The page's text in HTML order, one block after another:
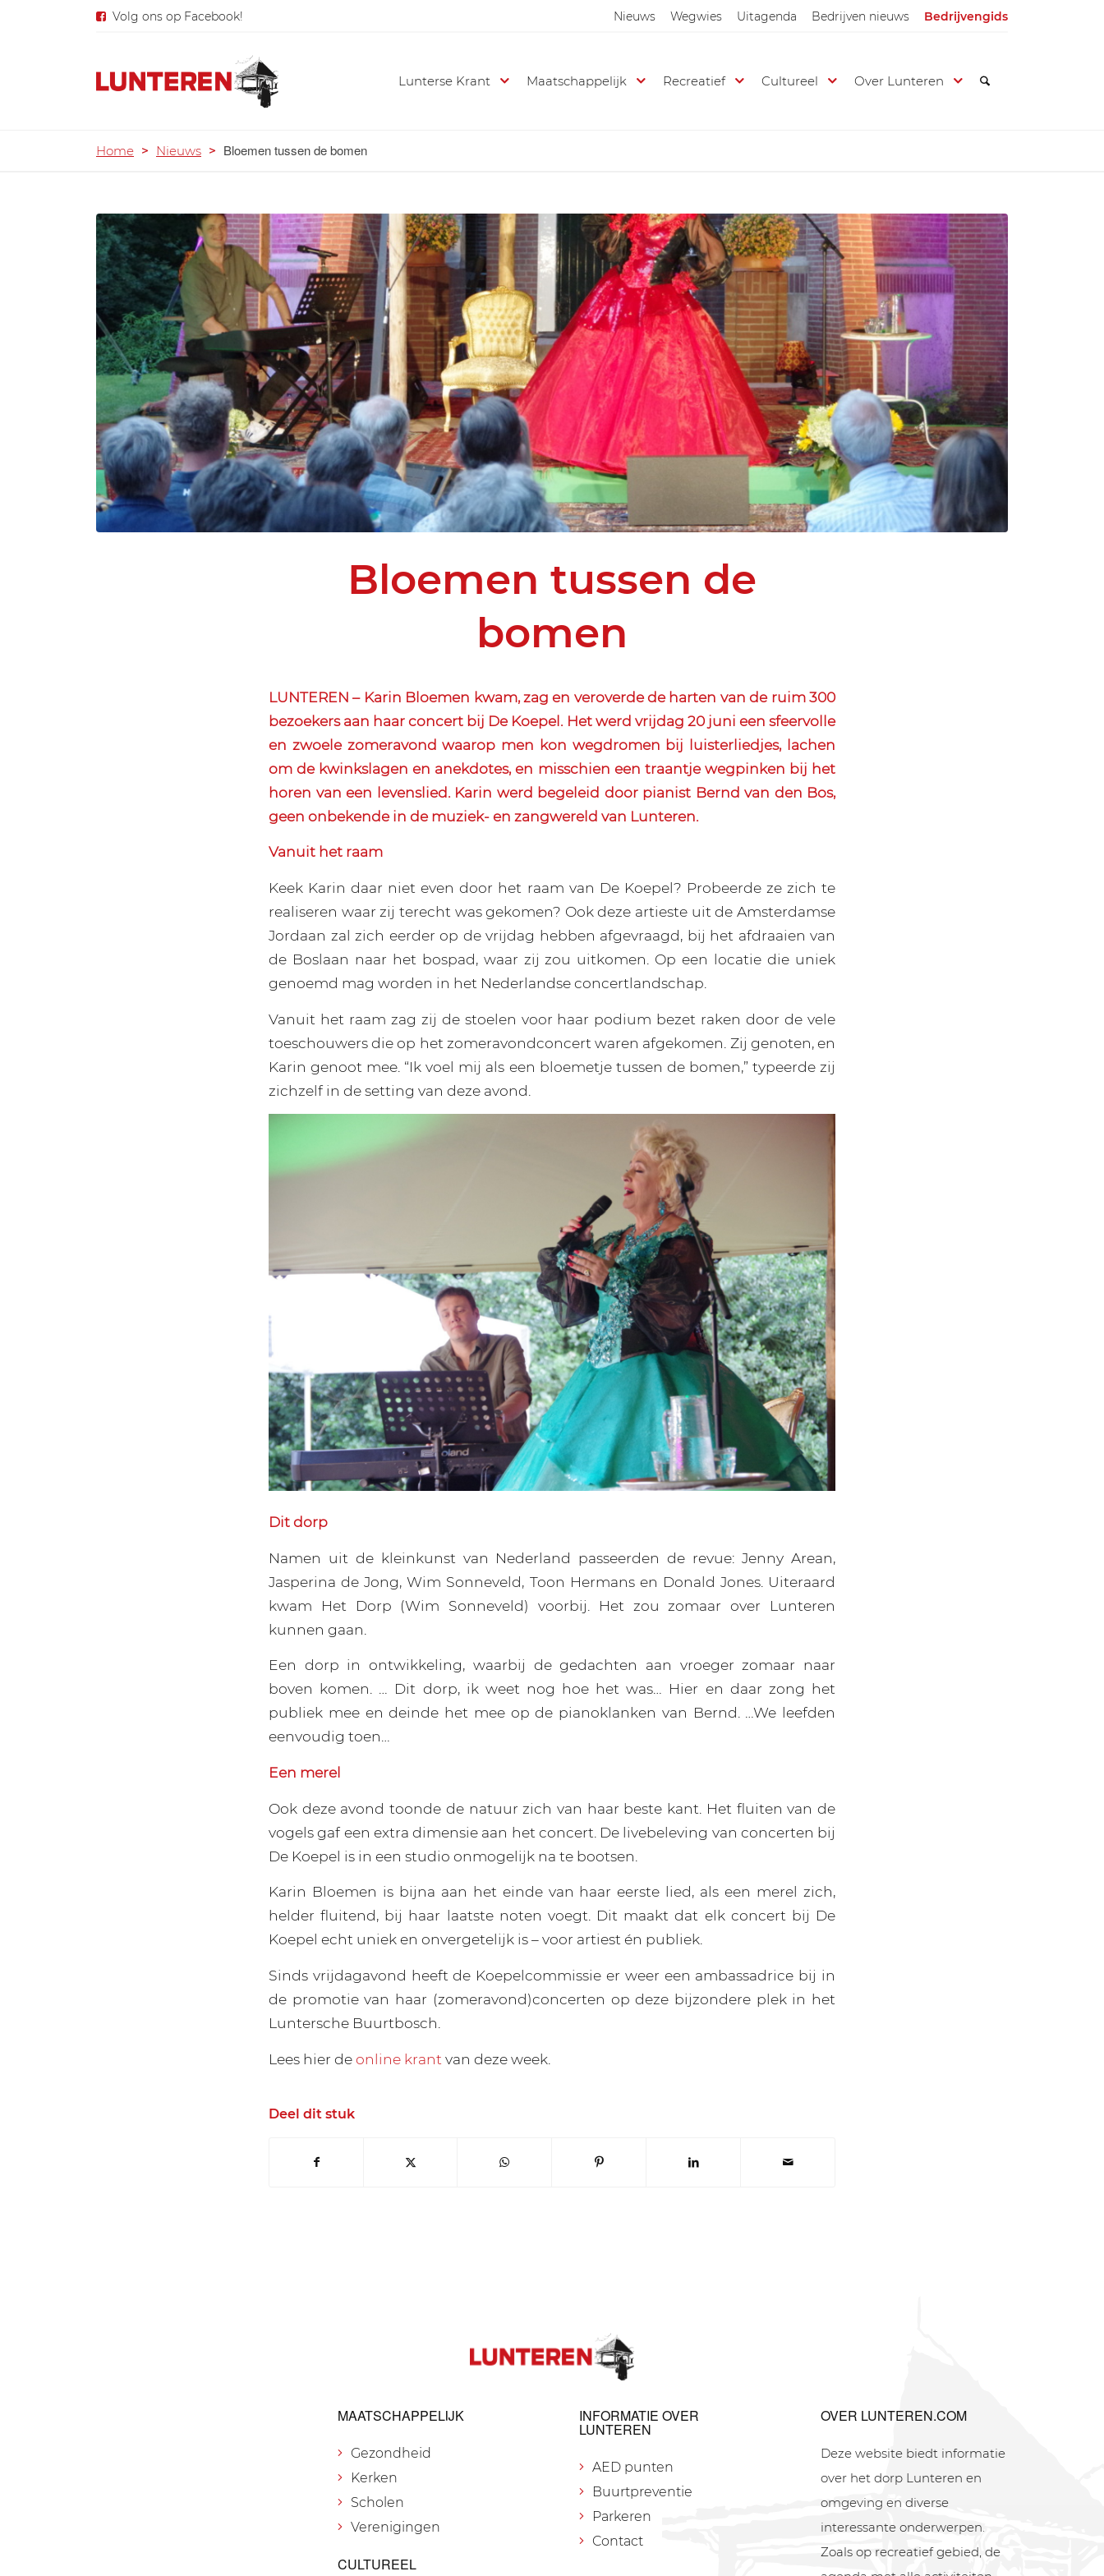
Nieuws Wegwies Uitagenda Bedrijven nieuws Bedrijvengids
Volg ons op Facebook!
Lunterse Krant Maatschappelijk Recreatief Cultureel Over Lunteren
Home > Nieuws > Bloemen tussen de bomen
Bloemen tussen de
bomen
LUNTEREN – Karin Bloemen kwam, zag en veroverde de harten van de ruim 300
bezoekers aan haar concert bij De Koepel. Het werd vrijdag 20 juni een sfeervolle
en zwoele zomeravond waarop men kon wegdromen bij luisterliedjes, lachen
om de kwinkslagen en anekdotes, en misschien een traantje wegpinken bij het
horen van een levenslied. Karin werd begeleid door pianist Bernd van den Bos,
geen onbekende in de muziek- en zangwereld van Lunteren.
Vanuit het raam
Keek Karin daar niet even door het raam van De Koepel? Probeerde ze zich te
realiseren waar zij terecht was gekomen? Ook deze artieste uit de Amsterdamse
Jordaan zal zich eerder op de vrijdag hebben afgevraagd, bij het afdraaien van
de Boslaan naar het bospad, waar zij zou uitkomen. Op een locatie die uniek
genoemd mag worden in het Nederlandse concertlandschap.
Vanuit het raam zag zij de stoelen voor haar podium bezet raken door de vele
toeschouwers die op het zomeravondconcert waren afgekomen. Zij genoten, en
Karin genoot mee. “Ik voel mij als een bloemetje tussen de bomen,” typeerde zij
zichzelf in de setting van deze avond.
Dit dorp
Namen uit de kleinkunst van Nederland passeerden de revue: Jenny Arean,
Jasperina de Jong, Wim Sonneveld, Toon Hermans en Donald Jones. Uiteraard
kwam Het Dorp (Wim Sonneveld) voorbij. Het zou zomaar over Lunteren
kunnen gaan.
Een dorp in ontwikkeling, waarbij de gedachten aan vroeger zomaar naar
boven komen. … Dit dorp, ik weet nog hoe het was… Hier en daar zong het
publiek mee en deinde het mee op de pianoklanken van Bernd. …We leefden
eenvoudig toen…
Een merel
Ook deze avond toonde de natuur zich van haar beste kant. Het fluiten van de
vogels gaf een extra dimensie aan het concert. De livebeleving van concerten bij
De Koepel is in een studio onmogelijk na te bootsen.
Karin Bloemen is bijna aan het einde van haar eerste lied, als een merel zich,
helder fluitend, bij haar laatste noten voegt. Dit maakt dat elk concert bij De
Koepel echt uniek en onvergetelijk is – voor artiest én publiek.
Sinds vrijdagavond heeft de Koepelcommissie er weer een ambassadrice bij in
de promotie van haar (zomeravond)concerten op deze bijzondere plek in het
Luntersche Buurtbosch.
Lees hier deonline krant van deze week.
Deel dit stuk
MAATSCHAPPELIJK
Gezondheid
Kerken
Scholen
Verenigingen
CULTUREEL
INFORMATIE OVER
LUNTEREN
AED punten
Buurtpreventie
Parkeren
Contact
OVER LUNTEREN.COM
Deze website biedt informatie
over het dorp Lunteren en
omgeving en diverse
interessante onderwerpen.
Zoals op recreatief gebied, de